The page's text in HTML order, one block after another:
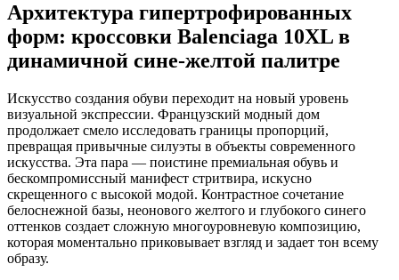
Архитектура гипертрофированных
форм: кроссовки Balenciaga 10XL в
динамичной сине-желтой палитре
Искусство создания обуви переходит на новый уровень
визуальной экспрессии. Французский модный дом
продолжает смело исследовать границы пропорций,
превращая привычные силуэты в объекты современного
искусства. Эта пара — поистине премиальная обувь и
бескомпромиссный манифест стритвира, искусно
скрещенного с высокой модой. Контрастное сочетание
белоснежной базы, неонового желтого и глубокого синего
оттенков создает сложную многоуровневую композицию,
которая моментально приковывает взгляд и задает тон всему
образу.